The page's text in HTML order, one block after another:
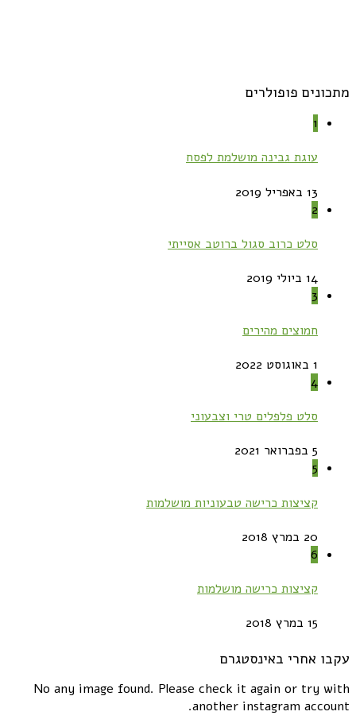
מתכונים פופולרים
1
עוגת גבינה מושלמת לפסח
13 באפריל 2019
2
סלט כרוב סגול ברוטב אסייתי
14 ביולי 2019
3
חמוצים מהירים
1 באוגוסט 2022
4
סלט פלפלים טרי וצבעוני
5 בפברואר 2021
5
קציצות כרישה טבעוניות מושלמות
20 במרץ 2018
6
קציצות כרישה מושלמות
15 במרץ 2018
עקבו אחרי באינסטגרם
No any image found. Please check it again or try with
another instagram account.